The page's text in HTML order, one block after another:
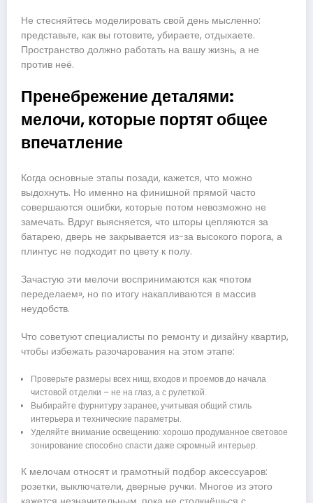
Не стесняйтесь моделировать свой день мысленно:
представьте, как вы готовите, убираете, отдыхаете.
Пространство должно работать на вашу жизнь, а не
против неё.
Пренебрежение деталями:
мелочи, которые портят общее
впечатление
Когда основные этапы позади, кажется, что можно
выдохнуть. Но именно на финишной прямой часто
совершаются ошибки, которые потом невозможно не
замечать. Вдруг выясняется, что шторы цепляются за
батарею, дверь не закрывается из-за высокого порога, а
плинтус не подходит по цвету к полу.
Зачастую эти мелочи воспринимаются как «потом
переделаем», но по итогу накапливаются в массив
неудобств.
Что советуют специалисты по ремонту и дизайну квартир,
чтобы избежать разочарования на этом этапе:
Проверьте размеры всех ниш, входов и проемов до начала
чистовой отделки – не на глаз, а с рулеткой.
Выбирайте фурнитуру заранее, учитывая общий стиль
интерьера и технические параметры.
Уделяйте внимание освещению: хорошо продуманное световое
зонирование способно спасти даже скромный интерьер.
К мелочам относят и грамотный подбор аксессуаров:
розетки, выключатели, дверные ручки. Многое из этого